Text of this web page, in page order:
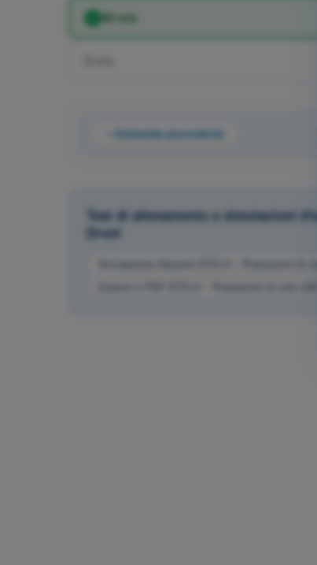
50 m/s
Domanda precedente
Test di allenamento e simulazioni
Droni